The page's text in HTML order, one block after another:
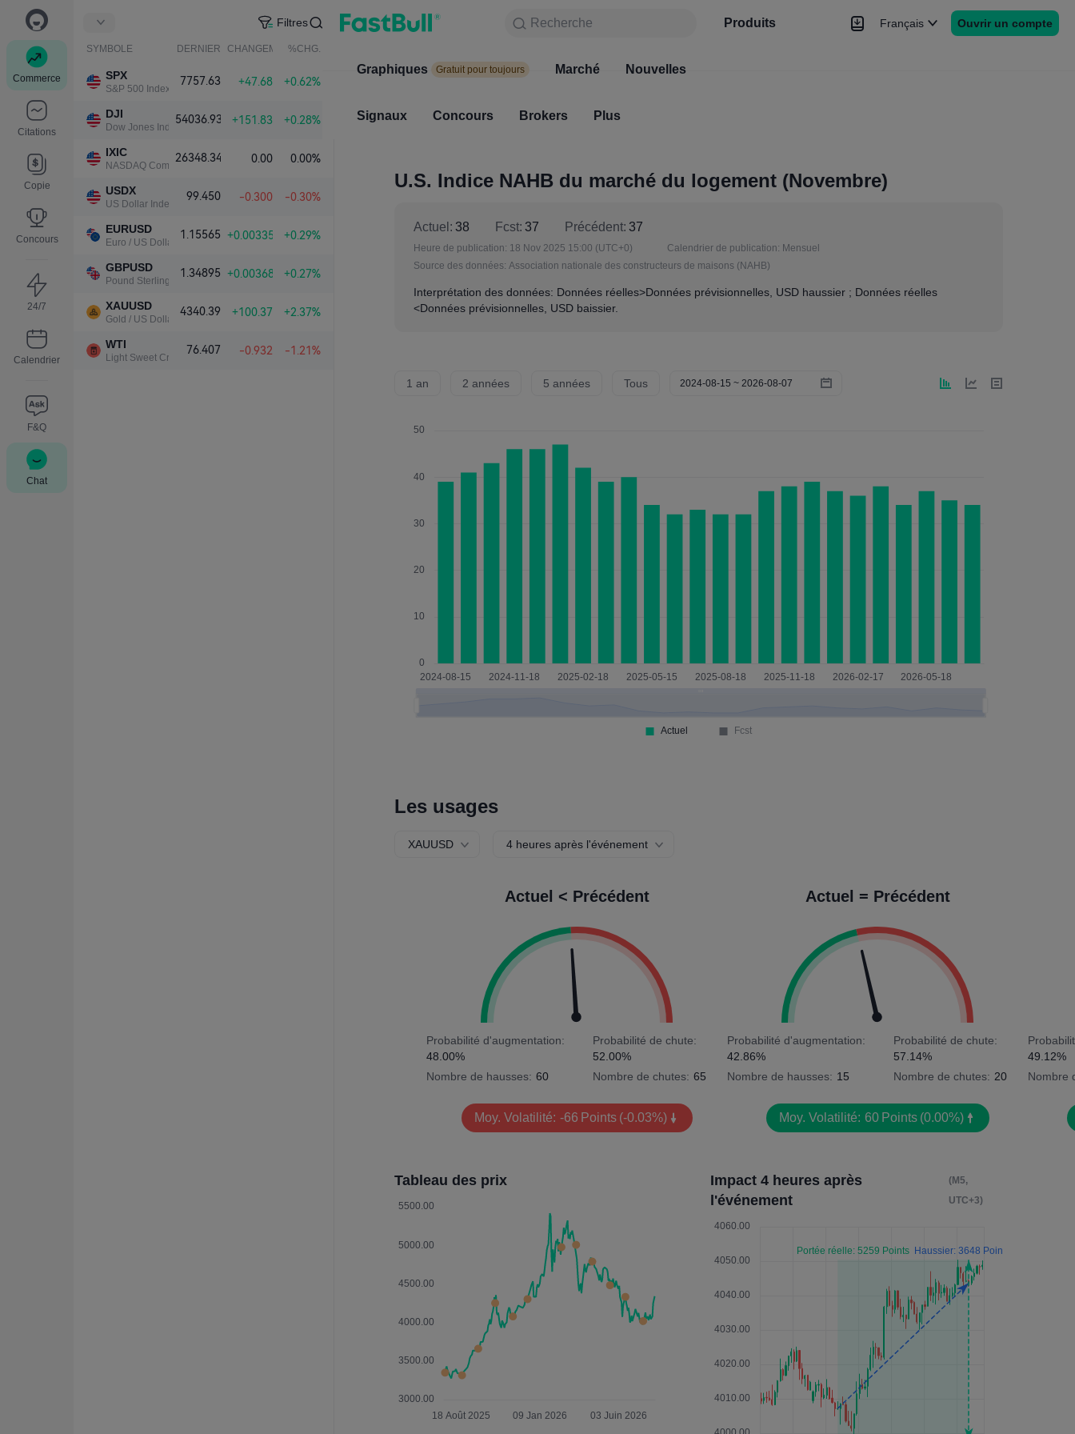
Commerce
Citations
Copie
Concours
24/7
Calendrier
F&Q
Chat
Filtres
SYMBOLE DERNIER CHANGEMENT NET.
%CHG.
SPX
S&P 500 Index
7757.63 +47.68 +0.62%
DJI
Dow Jones Industrial Average
54036.93 +151.83 +0.28%
IXIC
NASDAQ Composite Index
26348.34 0.00 0.00%
USDX
US Dollar Index
99.450 -0.300 -0.30%
EURUSD
Euro / US Dollar
1.15565 +0.00335 +0.29%
GBPUSD
Pound Sterling / US Dollar
1.34895 +0.00368 +0.27%
XAUUSD
Gold / US Dollar
4340.39 +100.37 +2.37%
WTI
Light Sweet Crude Oil
76.407 -0.932 -1.21%
Recherche Produits
Graphiques Gratuit pour toujours Marché
Signaux Concours
Français Ouvrir un compte
Recherche
Produits
Graphiques Gratuit pour toujours Marché Nouvelles
Signaux Concours Brokers Plus
U.S. Indice NAHB du marché du logement (Novembre)
Actuel: 38 Fcst: 37 Précédent: 37
Heure de publication: 18 Nov 2025 15:00 (UTC+0) Calendrier de publication: Mensuel
Source des données: Association nationale des constructeurs de maisons (NAHB)
Interprétation des données: Données réelles>Données prévisionnelles, USD haussier ; Données réelles
<Données prévisionnelles, USD baissier.
1 an 2 années 5 années Tous
Les usages
XAUUSD 4 heures après l'événement
Actuel < Précédent
Probabilité d'augmentation:
48.00%
Nombre de hausses: 60
Probabilité de chute:
52.00%
Nombre de chutes: 65
Moy. Volatilité: -66 Points (-0.03%)
Actuel = Précédent
Probabilité d'augmentation:
42.86%
Nombre de hausses: 15
Probabilité de chute:
57.14%
Nombre de chutes: 20
Moy. Volatilité: 60 Points (0.00%)
49.12%
Nombre
Tableau des prix
Impact 4 heures après
l'événement
(M5,
UTC+3)